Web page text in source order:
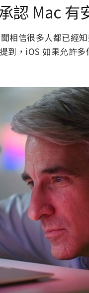
認 Mac 有
相信很多人都已經
，iOS 如果允許